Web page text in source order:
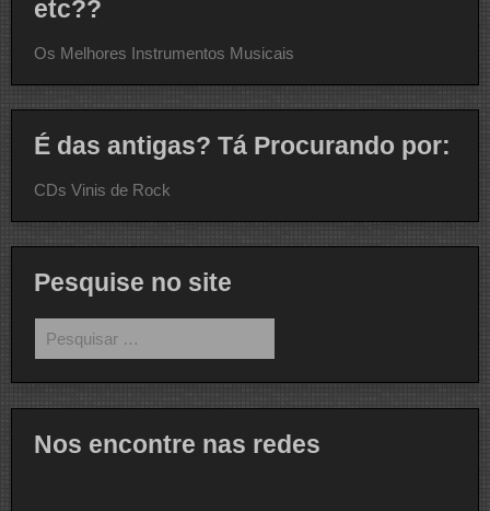
etc??
Os Melhores Instrumentos Musicais
É das antigas? Tá Procurando por:
CDs Vinis de Rock
Pesquise no site
por:
Nos encontre nas redes